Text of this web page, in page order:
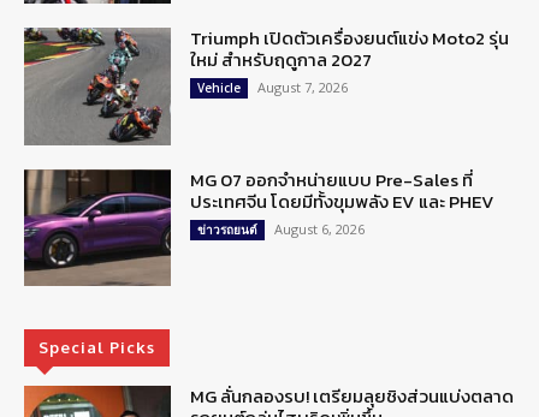
Triumph เปิดตัวเครื่องยนต์แข่ง Moto2 รุ่น
ใหม่ สำหรับฤดูกาล 2027
Vehicle August 7, 2026
MG 07 ออกจำหน่ายแบบ Pre-Sales ที่
ประเทศจีน โดยมีทั้งขุมพลัง EV และ PHEV
ข่าวรถยนต์ August 6, 2026
Special Picks
MG ลั่นกลองรบ! เตรียมลุยชิงส่วนแบ่งตลาด